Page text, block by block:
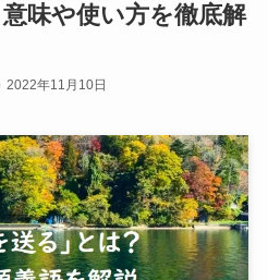
味や使い方を徹底解
2022年11月10日